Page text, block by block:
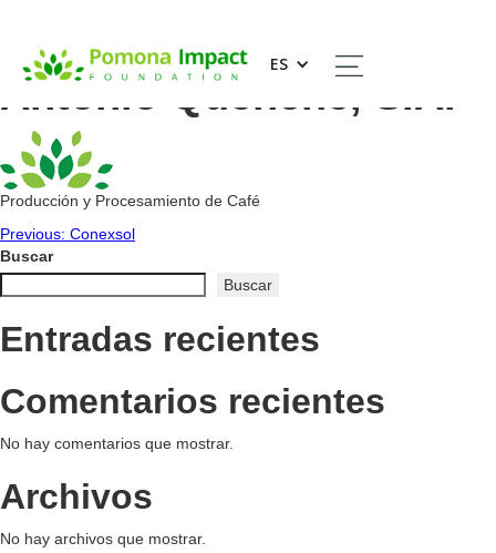
ES
Agropecuaria San
Antonio Quenené, S.A.
Producción y Procesamiento de Café
Navegación
de
entradas
Previous: Conexsol
Buscar
Buscar
Entradas recientes
Comentarios recientes
No hay comentarios que mostrar.
Archivos
No hay archivos que mostrar.